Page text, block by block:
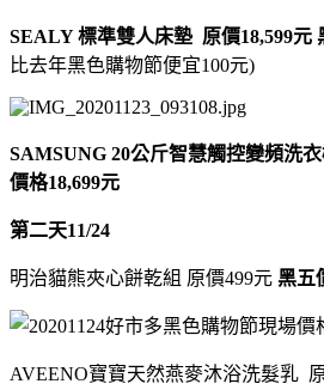
SEALY 標準雙人床墊 原價18,599元
比去年黑色購物節便宜100元)
SAMSUNG 20公斤智慧觸控變頻洗
價格18,699元
第二天11/24
明治貓熊夾心餅乾組 原價499元 黑五
AVEENO寶寶天然燕麥沐浴洗髮乳